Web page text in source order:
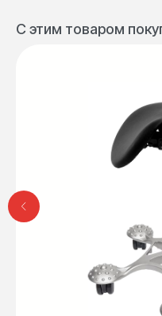
С этим товаром